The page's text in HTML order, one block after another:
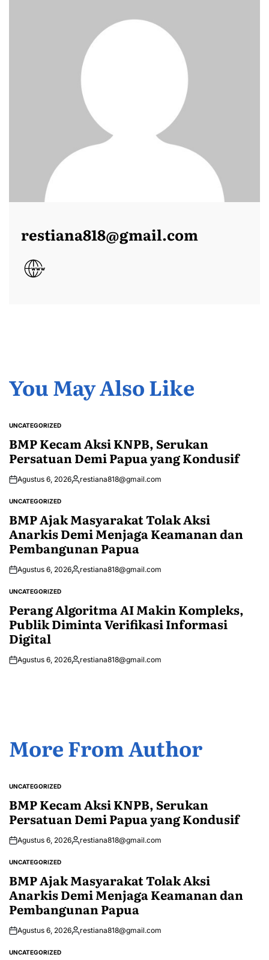
restiana818@gmail.com
You May Also Like
POSTED
UNCATEGORIZED
BMP Kecam Aksi KNPB, Serukan
Persatuan Demi Papua yang Kondusif
Agustus 6, 2026Posted
restiana818@gmail.com
POSTED
UNCATEGORIZED
BMP Ajak Masyarakat Tolak Aksi
Anarkis Demi Menjaga Keamanan dan
Pembangunan Papua
Agustus 6, 2026Posted
restiana818@gmail.com
POSTED
UNCATEGORIZED
Perang Algoritma AI Makin Kompleks,
Publik Diminta Verifikasi Informasi
Digital
Agustus 6, 2026Posted
restiana818@gmail.com
More From Author
POSTED
UNCATEGORIZED
BMP Kecam Aksi KNPB, Serukan
Persatuan Demi Papua yang Kondusif
Agustus 6, 2026Posted
restiana818@gmail.com
POSTED
UNCATEGORIZED
BMP Ajak Masyarakat Tolak Aksi
Anarkis Demi Menjaga Keamanan dan
Pembangunan Papua
Agustus 6, 2026Posted
restiana818@gmail.com
POSTED
UNCATEGORIZED